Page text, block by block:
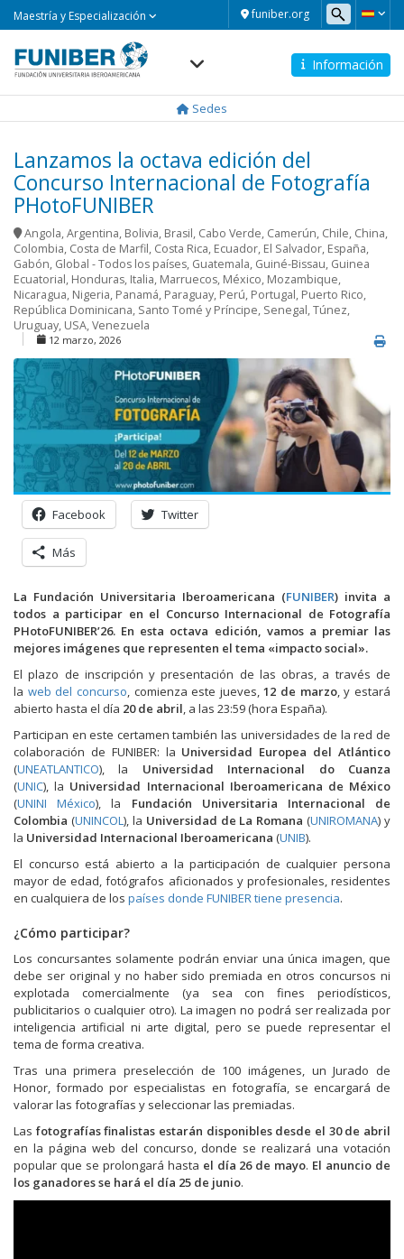
funiber.org
Maestría y Especialización
Información
Sedes
Lanzamos la octava edición del
Concurso Internacional de Fotografía
PHotoFUNIBER
Angola,Argentina, Bolivia, Brasil, Cabo Verde, Camerún, Chile, China,
Colombia, Costa de Marfil, Costa Rica, Ecuador, El Salvador, España,
Gabón, Global - Todos los países, Guatemala, Guiné-Bissau, Guinea
Ecuatorial, Honduras, Italia, Marruecos, México, Mozambique,
Nicaragua, Nigeria, Panamá, Paraguay, Perú, Portugal, Puerto Rico,
República Dominicana, Santo Tomé y Príncipe, Senegal,Túnez,
Uruguay, USA,Venezuela
12 marzo, 2026
Facebook Twitter
Más
La Fundación Universitaria Iberoamericana (FUNIBER) invita a
todos a participar en el Concurso Internacional de Fotografía
PHotoFUNIBER’26. En esta octava edición, vamos a premiar las
mejores imágenes que representen el tema «impacto social».
El plazo de inscripción y presentación de las obras, a través de
la web del concurso, comienza este jueves,12 de marzo, y estará
abierto hasta el día 20 de abril, a las 23:59 (hora España).
Participan en este certamen también las universidades de la red de
colaboración de FUNIBER: la Universidad Europea del Atlántico
(UNEATLANTICO), la Universidad Internacional do Cuanza
(UNIC), la Universidad Internacional Iberoamericana de México
(UNINI México), la Fundación Universitaria Internacional de
Colombia (UNINCOL), la Universidad de La Romana (UNIROMANA) y
la Universidad Internacional Iberoamericana (UNIB).
El concurso está abierto a la participación de cualquier persona
mayor de edad, fotógrafos aficionados y profesionales, residentes
en cualquiera de los países donde FUNIBER tiene presencia.
¿Cómo participar?
Los concursantes solamente podrán enviar una única imagen, que
debe ser original y no haber sido premiada en otros concursos ni
explotada comercialmente (ya sea con fines periodísticos,
publicitarios o cualquier otro). La imagen no podrá ser realizada por
inteligencia artificial ni arte digital, pero se puede representar el
tema de forma creativa.
Tras una primera preselección de 100 imágenes, un Jurado de
Honor, formado por especialistas en fotografía, se encargará de
valorar las fotografías y seleccionar las premiadas.
Las fotografías finalistas estarán disponibles desde el 30 de abril
en la página web del concurso, donde se realizará una votación
popular que se prolongará hasta el día 26 de mayo. El anuncio de
los ganadores se hará el día 25 de junio.